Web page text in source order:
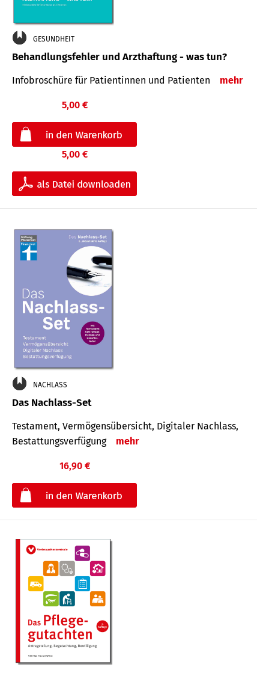
GESUNDHEIT
Behandlungsfehler und Arzthaftung - was tun?
Infobroschüre für Patientinnen und Patienten mehr
5,00 €
5,00 €
NACHLASS
Das Nachlass-Set
Testament, Vermögens­übersicht, Digitaler Nach­lass,
Bestat­tungs­ver­fügung
mehr
16,90 €